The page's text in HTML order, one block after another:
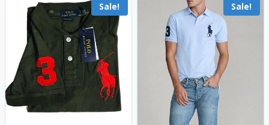
Sale! Sale!